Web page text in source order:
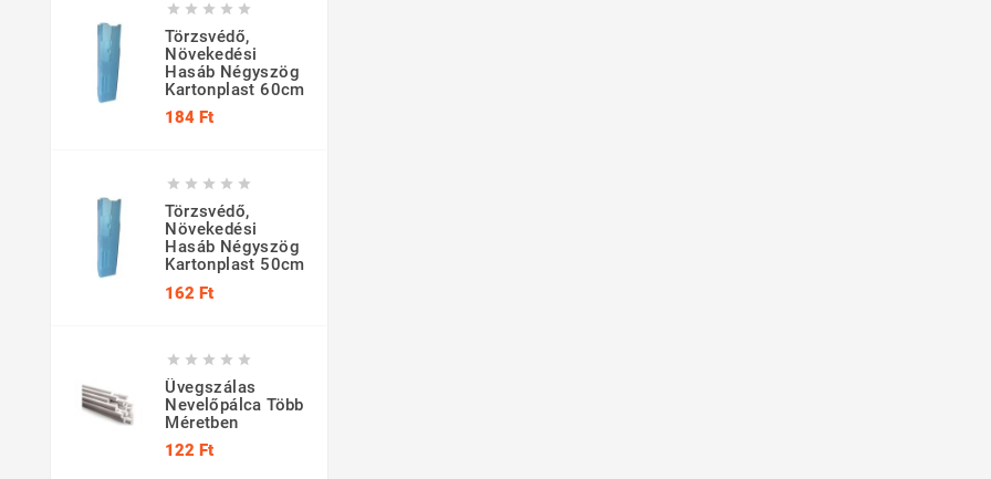
    
Törzsvédő,
Növekedési
Hasáb Négyszög
Kartonplast 60cm
184 FtÁr
    
Törzsvédő,
Növekedési
Hasáb Négyszög
Kartonplast 50cm
162 FtÁr
    
Üvegszálas
Nevelőpálca Több
Méretben
122 FtÁr